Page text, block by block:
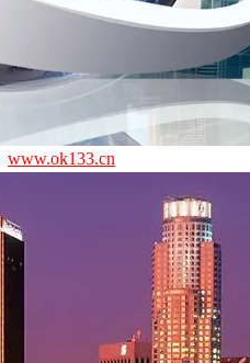
www.ok133.cn